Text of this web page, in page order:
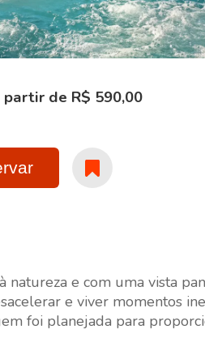
partir de R$ 590,00
natureza e com uma vista
e viver momentos
foi planejada para